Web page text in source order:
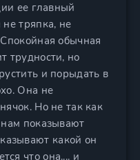
ее главный
тряпка, не
обычная
трудности, но
и порыдать в
Она не
Но не так как
показывают
какой он
что она.... и